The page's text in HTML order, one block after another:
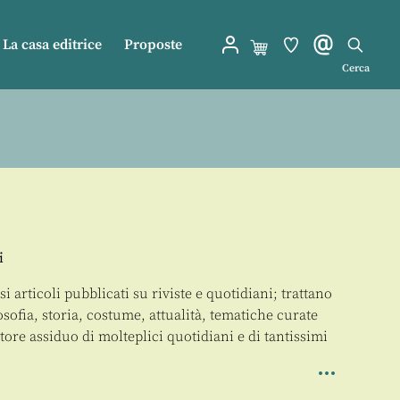
La casa editrice Proposte
Cerca
articoli pubblicati su riviste e quotidiani; trattano
storia, costume, attualità, tematiche curate
assiduo di molteplici quotidiani e di tantissimi